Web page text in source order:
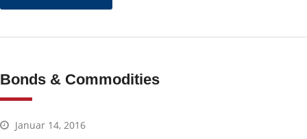
Bonds & Commodities
Januar 14, 2016